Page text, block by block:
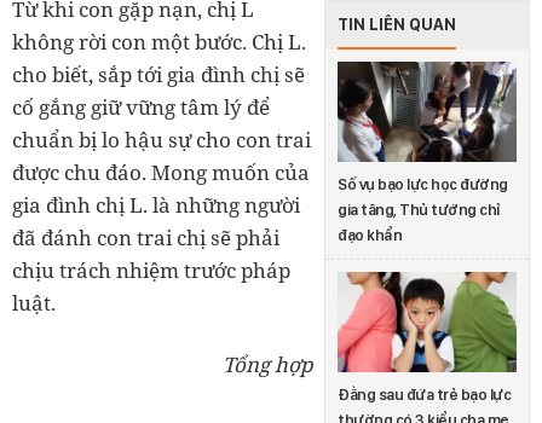
TIN LIÊN QUAN
Số vụ bạo lực học đường
gia tăng, Thủ tướng chỉ
đạo khẩn
Đằng sau đứa trẻ bạo lực
Từ khi con gặp nạn, chị L
không rời con một bước. Chị L.
cho biết, sắp tới gia đình chị sẽ
cố gắng giữ vững tâm lý để
chuẩn bị lo hậu sự cho con trai
được chu đáo. Mong muốn của
gia đình chị L. là những người
đã đánh con trai chị sẽ phải
chịu trách nhiệm trước pháp
luật.
Tổng hợp